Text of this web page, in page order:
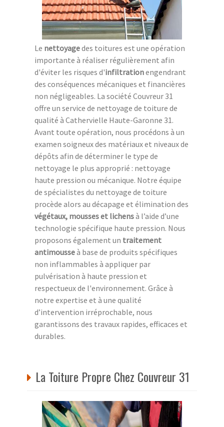
Le nettoyagedes toitures est une opération
importante à réaliser régulièrement afin
d'éviter les risques d'infiltrationengendrant
des conséquences mécaniques et financières
non négligeables. La société Couvreur 31
offre un service de nettoyage de toiture de
qualité à Cathervielle Haute-Garonne 31.
Avant toute opération, nous procédons à un
examen soigneux des matériaux et niveaux de
dépôts afin de déterminer le type de
nettoyage le plus approprié : nettoyage
haute pression ou mécanique. Notre équipe
de spécialistes du nettoyage de toiture
procède alors au décapage et élimination des
végétaux, mousses et lichensà l’aide d’une
technologie spécifique haute pression. Nous
proposons également un traitement
antimousseà base de produits spécifiques
non inflammables à appliquer par
pulvérisation à haute pression et
respectueux de l'environnement. Grâce à
notre expertise et à une qualité
d’intervention irréprochable, nous
garantissons des travaux rapides, efficaces et
durables.
La Toiture Propre Chez Couvreur 31